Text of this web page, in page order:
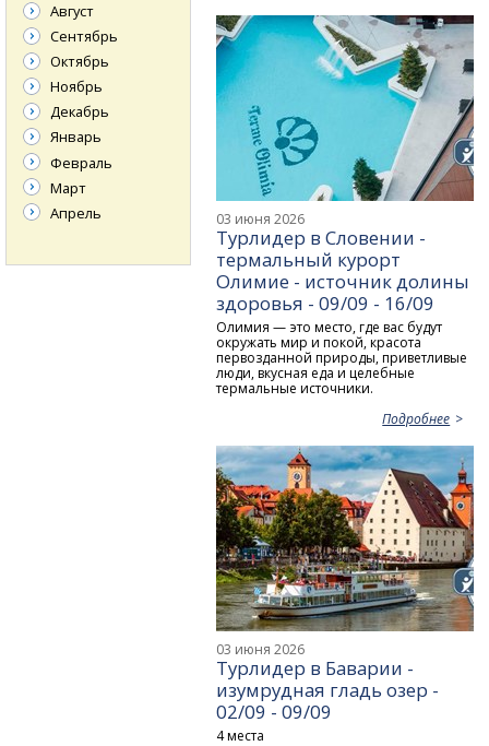
03 июня 2026
Турлидер в Словении -
термальный курорт
Олимие - источник долины
здоровья - 09/09 - 16/09
Олимия — это место, где вас будут
окружать мир и покой, красота
первозданной природы, приветливые
люди, вкусная еда и целебные
термальные источники.
Подробнее
03 июня 2026
Турлидер в Баварии -
изумрудная гладь озер -
02/09 - 09/09
4 места
Август
Сентябрь
Октябрь
Ноябрь
Декабрь
Январь
Февраль
Март
Апрель